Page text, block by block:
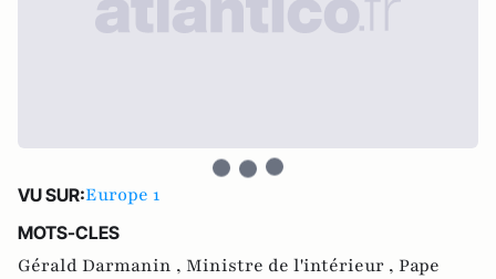
VU SUR:Europe 1
MOTS-CLES
Gérald Darmanin , Ministre de l'intérieur , Pape